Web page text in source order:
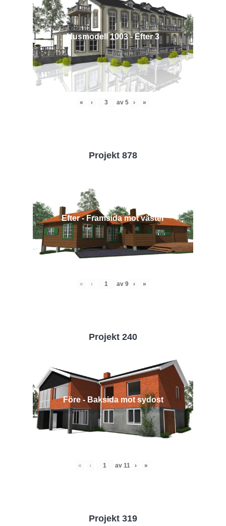
Husmodell 1003 - Efter 3
« ‹ av 5 › »
Projekt 878
Efter - Framsida mot väster
« ‹ av 9 › »
Projekt 240
Före - Baksida mot sydost
« ‹ av 11 › »
Projekt 319